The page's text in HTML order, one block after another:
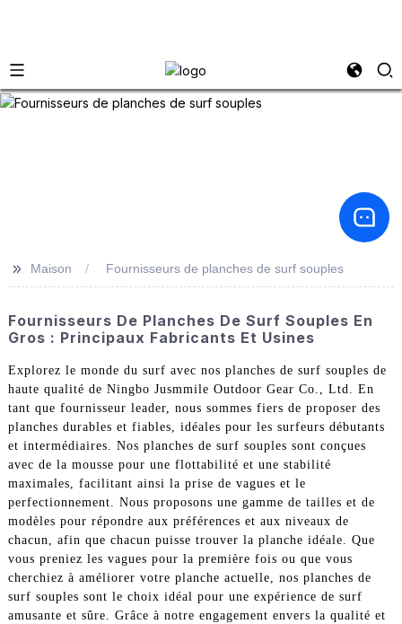
>> Maison Fournisseurs de planches de surf souples
Fournisseurs De Planches De Surf Souples En
Gros : Principaux Fabricants Et Usines
Explorez le monde du surf avec nos planches de surf souples de
haute qualité de Ningbo Jusmmile Outdoor Gear Co., Ltd. En
tant que fournisseur leader, nous sommes fiers de proposer des
planches durables et fiables, idéales pour les surfeurs débutants
et intermédiaires. Nos planches de surf souples sont conçues
avec de la mousse pour une flottabilité et une stabilité
maximales, facilitant ainsi la prise de vagues et le
perfectionnement. Nous proposons une gamme de tailles et de
modèles pour répondre aux préférences et aux niveaux de
chacun, afin que chacun puisse trouver la planche idéale. Que
vous preniez les vagues pour la première fois ou que vous
cherchiez à améliorer votre planche actuelle, nos planches de
surf souples sont le choix idéal pour une expérience de surf
amusante et sûre. Grâce à notre engagement envers la qualité et